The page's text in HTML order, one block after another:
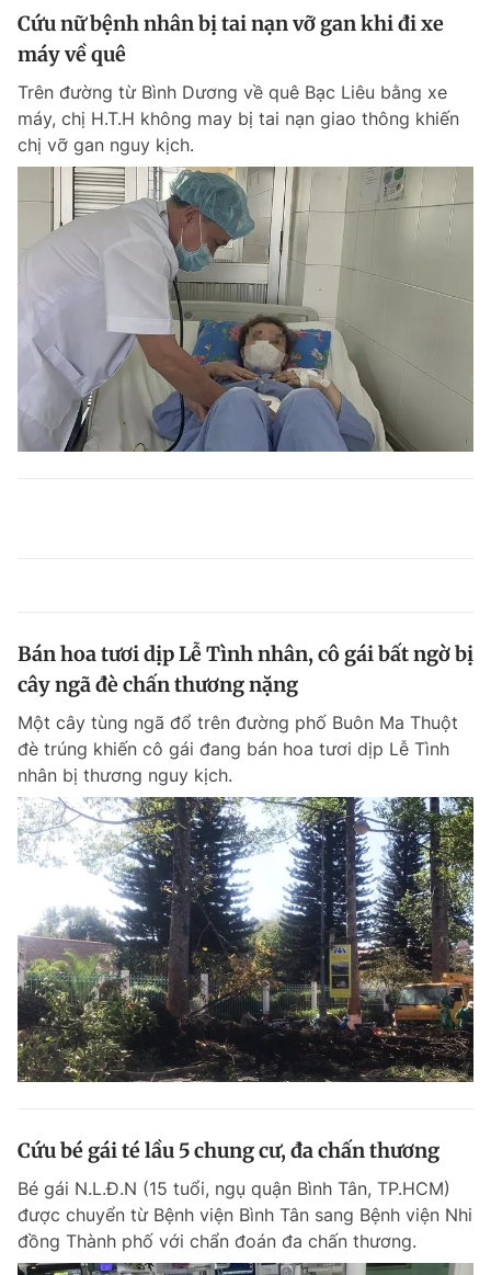
Cứu nữ bệnh nhân bị tai nạn vỡ gan khi đi xe
máy về quê
Trên đường từ Bình Dương về quê Bạc Liêu bằng xe
máy, chị H.T.H không may bị tai nạn giao thông khiến
chị vỡ gan nguy kịch.
Bán hoa tươi dịp Lễ Tình nhân, cô gái bất ngờ bị
cây ngã đè chấn thương nặng
Một cây tùng ngã đổ trên đường phố Buôn Ma Thuột
đè trúng khiến cô gái đang bán hoa tươi dịp Lễ Tình
nhân bị thương nguy kịch.
Cứu bé gái té lầu 5 chung cư, đa chấn thương
Bé gái N.L.Đ.N (15 tuổi, ngụ quận Bình Tân, TP.HCM)
được chuyển từ Bệnh viện Bình Tân sang Bệnh viện Nhi
đồng Thành phố với chẩn đoán đa chấn thương.